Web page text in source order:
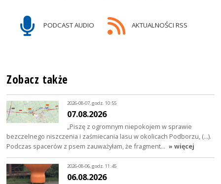
PODCAST AUDIO AKTUALNOŚCI RSS
Zobacz także
2026-08-07, godz. 10:55
07.08.2026
„Piszę z ogromnym niepokojem w sprawie
bezczelnego niszczenia i zaśmiecania lasu w okolicach Podborzu, (…).
Podczas spacerów z psem zauważyłam, że fragment… » więcej
2026-08-06, godz. 11:45
06.08.2026